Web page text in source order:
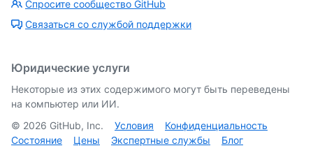
Спросите сообщество GitHub
Связаться со службой поддержки
Юридические услуги
Некоторые из этих содержимого могут быть переведены
на компьютер или ИИ.
© 2026 GitHub, Inc. Условия
Конфиденциальность
Состояние
Цены Экспертные службы Блог